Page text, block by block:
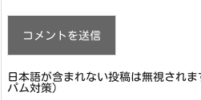
日本語が含まれない投稿は無視され
パム対策）